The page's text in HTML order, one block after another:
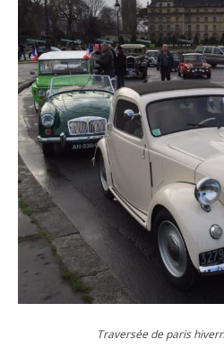
Traversée de paris